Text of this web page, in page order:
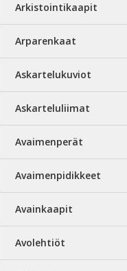
Arkistointikaapit
Arparenkaat
Askartelukuviot
Askarteluliimat
Avaimenperät
Avaimenpidikkeet
Avainkaapit
Avolehtiöt